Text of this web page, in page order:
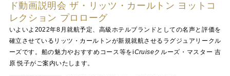
ド動画説明会 ザ・リッツ・カールトン ヨットコ
レクション プロローグ
いよいよ2022年8月就航予定、高級ホテルブランドとしての名声と評価を
確立させているリッツ・カールトンが新規就航させるラグジュアリークル
ーズです。船の魅力やおすすめコース等をiCruiseクルーズ・マスター 吉
原 悦子がご案内いたします。